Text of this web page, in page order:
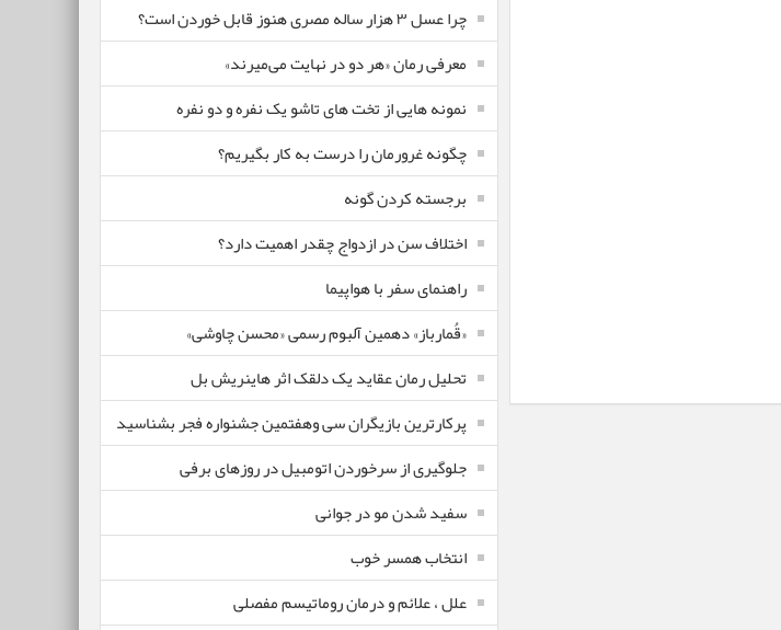
چرا عسل ۳ هزار ساله‌ مصری هنوز قابل خوردن است؟
معرفی رمان «هر دو در نهایت می‌میرند»
نمونه هایی از تخت های تاشو یک نفره و دو نفره
چگونه غرورمان را درست به کار بگیریم؟
برجسته کردن گونه
اختلاف سن در ازدواج چقدر اهمیت دارد؟
راهنمای سفر با هواپیما
«قُمارباز» دهمین آلبوم رسمی «محسن چاوشی»
تحلیل رمان عقاید یک دلقک اثر هاینریش بل
پرکارترین بازیگران سی وهفتمین جشنواره فجر بشناسید
جلوگیری از سرخوردن اتومبیل در روزهای برفی
سفید شدن مو در جوانی
انتخاب همسر خوب
علل ، علائم و درمان روماتیسم مفصلی